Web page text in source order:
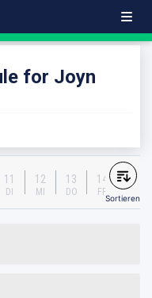
for Joyn
11
DI
12
MI
13
DO
14
FR
Sortieren